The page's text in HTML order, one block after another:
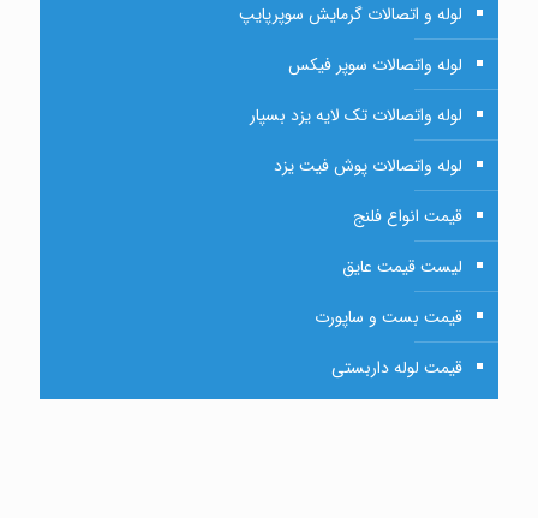
لوله و اتصالات گرمایش سوپرپایپ
لوله واتصالات سوپر فیکس
لوله واتصالات تک لایه یزد بسپار
لوله واتصالات پوش فیت یزد
قیمت انواع فلنج
لیست قیمت عایق
قیمت بست و ساپورت
قیمت لوله داربستی